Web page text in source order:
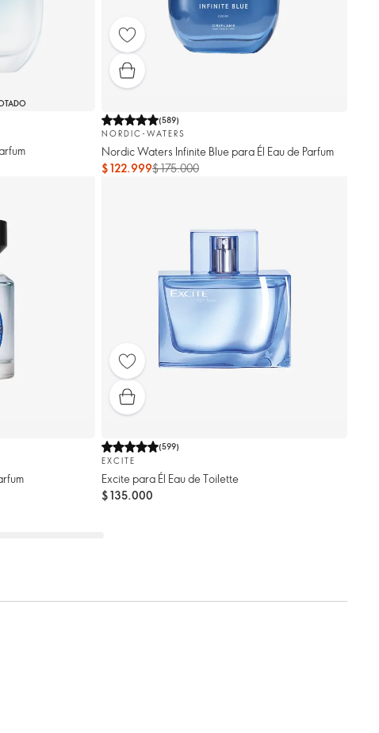
(589)
NORDIC-WATERS
Nordic Waters Infinite Blue para Él Eau de Parfum
$ 122.999$ 175.000
(599)
EXCITE
Excite para Él Eau de Toilette
$ 135.000